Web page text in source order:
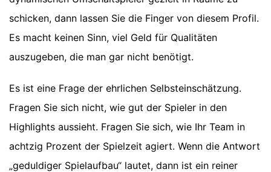
schicken, dann lassen Sie die Finger von diesem Profil.
Es macht keinen Sinn, viel Geld für Qualitäten
auszugeben, die man gar nicht benötigt.
Es ist eine Frage der ehrlichen Selbsteinschätzung.
Fragen Sie sich nicht, wie gut der Spieler in den
Highlights aussieht. Fragen Sie sich, wie Ihr Team in
achtzig Prozent der Spielzeit agiert. Wenn die Antwort
„geduldiger Spielaufbau“ lautet, dann ist ein reiner